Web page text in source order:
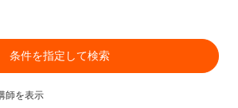
条件を指定して検索
師を表示